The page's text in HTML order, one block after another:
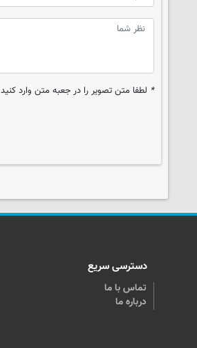
* لطفا متن تصویر را در جعبه متن وارد کنید
دسترسی سریع
تماس با ما
درباره ما